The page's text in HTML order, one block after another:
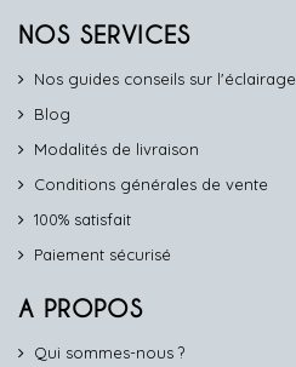
NOS SERVICES
Nos guides conseils sur l'éclairage
Blog
Modalités de livraison
Conditions générales de vente
100% satisfait
Paiement sécurisé
A PROPOS
Qui sommes-nous ?